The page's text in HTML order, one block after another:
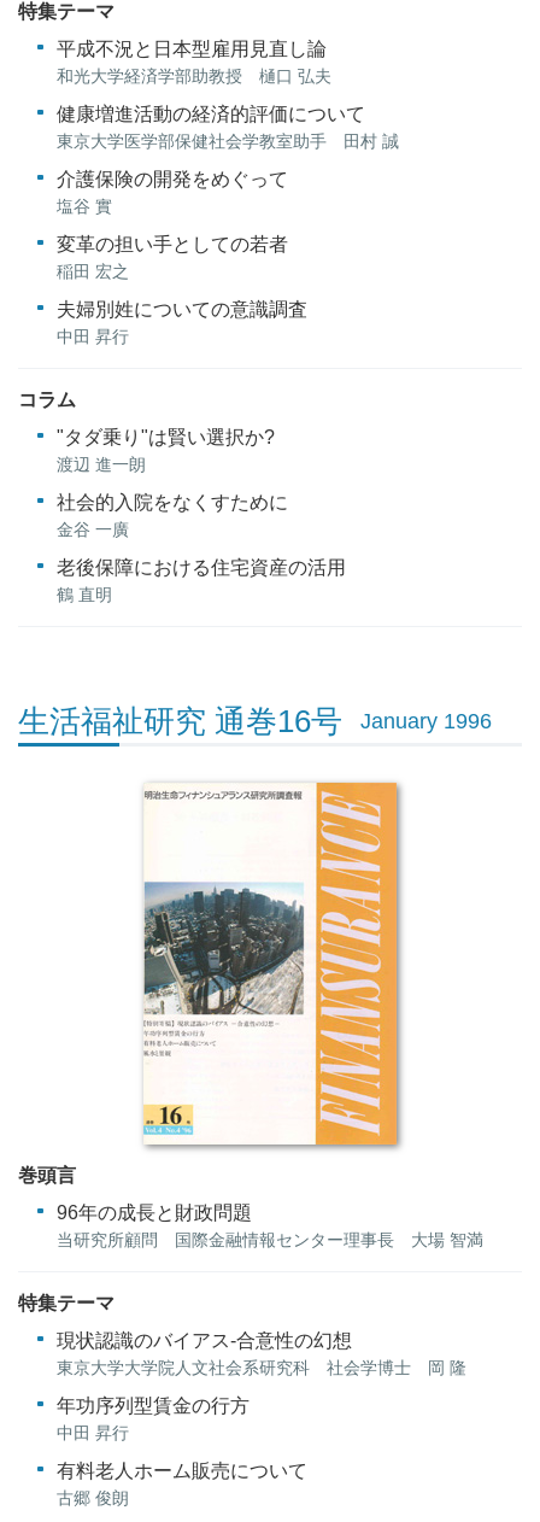
特集テーマ
平成不況と日本型雇用見直し論
和光大学経済学部助教授 樋口 弘夫
健康増進活動の経済的評価について
東京大学医学部保健社会学教室助手 田村 誠
介護保険の開発をめぐって
塩谷 實
変革の担い手としての若者
稲田 宏之
夫婦別姓についての意識調査
中田 昇行
コラム
"タダ乗り"は賢い選択か?
渡辺 進一朗
社会的入院をなくすために
金谷 一廣
老後保障における住宅資産の活用
鶴 直明
生活福祉研究 通巻16号 January 1996
巻頭言
96年の成長と財政問題
当研究所顧問 国際金融情報センター理事長 大場 智満
特集テーマ
現状認識のバイアス-合意性の幻想
東京大学大学院人文社会系研究科 社会学博士 岡 隆
年功序列型賃金の行方
中田 昇行
有料老人ホーム販売について
古郷 俊朗